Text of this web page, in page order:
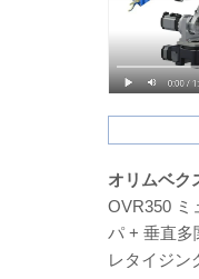
オリムベク
OVR350 ミ
パ + 垂直
レタイジン